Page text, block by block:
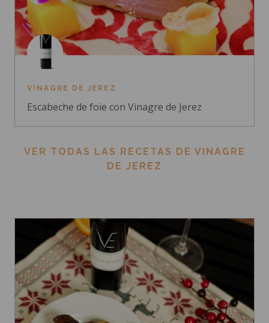
VINAGRE DE JEREZ
Escabeche de foie con Vinagre de Jerez
VER TODAS LAS RECETAS DE VINAGRE
DE JEREZ